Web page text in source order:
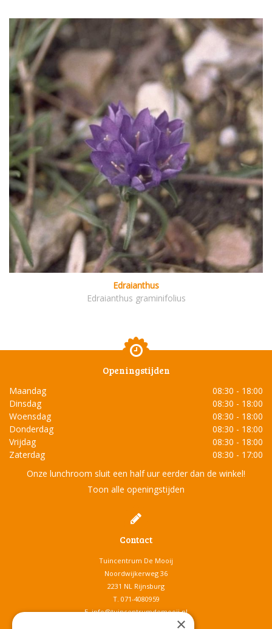
Edraianthus
Edraianthus graminifolius
Openingstijden
Maandag
08:30 - 18:00
Dinsdag
08:30 - 18:00
Woensdag
08:30 - 18:00
Donderdag
08:30 - 18:00
Vrijdag
08:30 - 18:00
Zaterdag
08:30 - 17:00
Onze lunchroom sluit een half uur eerder dan de winkel!
Toon alle openingstijden
Contact
Tuincentrum De Mooij
Noordwijkerweg 36
2231 NL Rijnsburg
T. 071-4080959
E.info@tuincentrumdemooij.nl
×